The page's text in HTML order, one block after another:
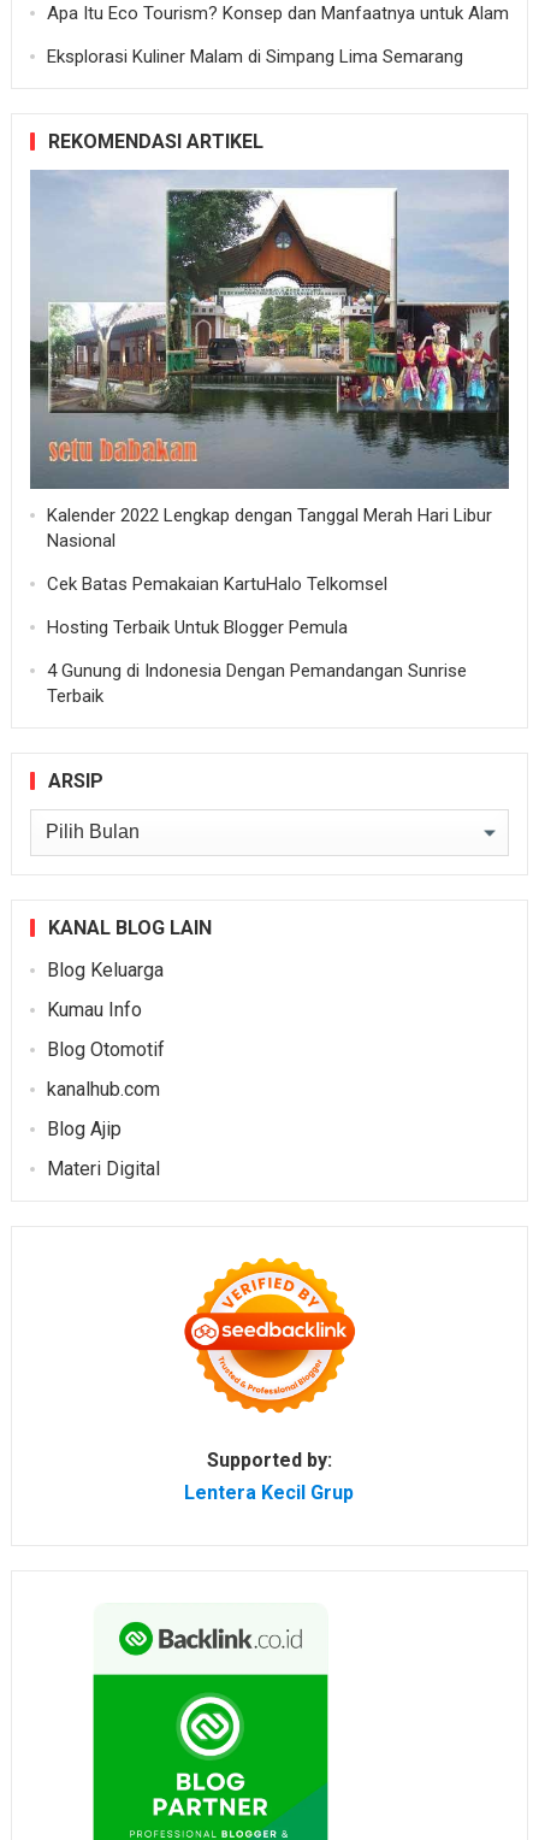
Apa Itu Eco Tourism? Konsep dan Manfaatnya untuk Alam
Eksplorasi Kuliner Malam di Simpang Lima Semarang
REKOMENDASI ARTIKEL
Kalender 2022 Lengkap dengan Tanggal Merah Hari Libur
Nasional
Cek Batas Pemakaian KartuHalo Telkomsel
Hosting Terbaik Untuk Blogger Pemula
4 Gunung di Indonesia Dengan Pemandangan Sunrise
Terbaik
ARSIP
Arsip
KANAL BLOG LAIN
Blog Keluarga
Kumau Info
Blog Otomotif
kanalhub.com
Blog Ajip
Materi Digital
Supported by:
Lentera Kecil Grup